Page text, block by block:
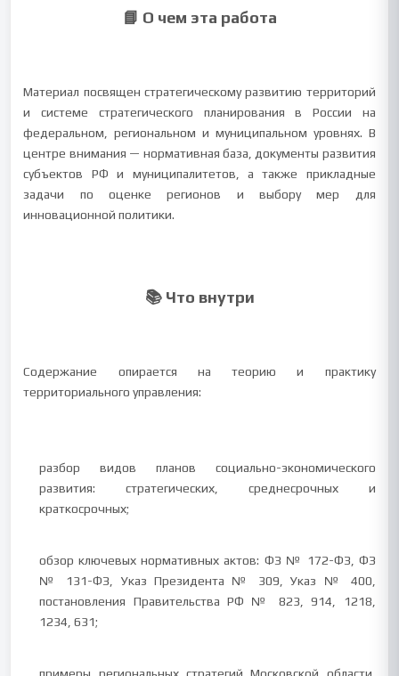
📘 О чем эта работа
Материал посвящен стратегическому развитию территорий
и системе стратегического планирования в России на
федеральном, региональном и муниципальном уровнях. В
центре внимания — нормативная база, документы развития
субъектов РФ и муниципалитетов, а также прикладные
задачи по оценке регионов и выбору мер для
инновационной политики.
📚 Что внутри
Содержание опирается на теорию и практику
территориального управления:
разбор видов планов социально-экономического
развития: стратегических, среднесрочных и
краткосрочных;
обзор ключевых нормативных актов: ФЗ № 172-ФЗ, ФЗ
№ 131-ФЗ, Указ Президента № 309, Указ № 400,
постановления Правительства РФ № 823, 914, 1218,
1234, 631;